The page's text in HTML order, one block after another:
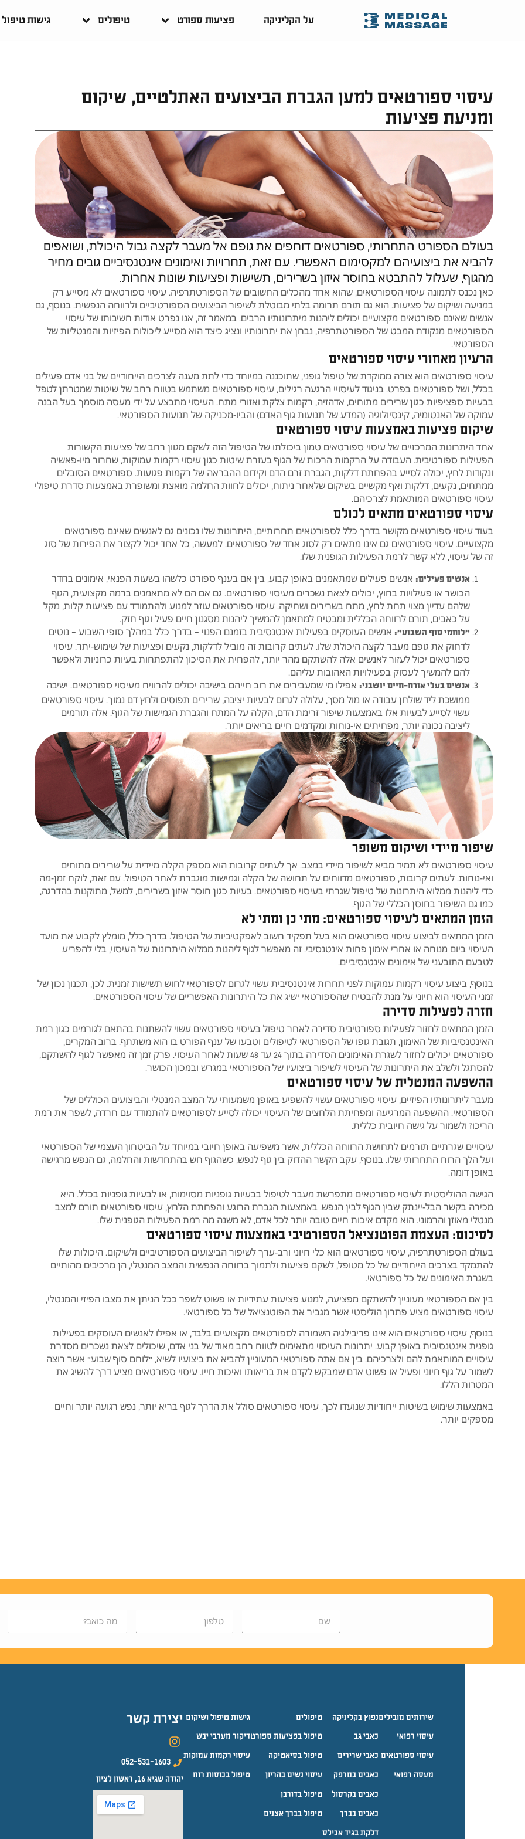
על הקליניקה פציעות ספורט טיפולים גישות טיפול
עיסוי ספורטאים למען הגברת הביצועים האתלטיים, שיקום
ומניעת פציעות
הרעיון מאחורי עיסוי ספורטאים
שיקום פציעות באמצעות עיסוי ספורטאים
עיסוי ספורטאים מתאים לכולם
שיפור מיידי ושיקום משופר
הזמן המתאים לעיסוי ספורטאים: מתי כן ומתי לא
חזרה לפעילות סדירה
ההשפעה המנטלית של עיסוי ספורטאים
לסיכום: העצמת הפוטנציאל הספורטיבי באמצעות עיסוי ספורטאים
בעולם הספורט התחרותי, ספורטאים דוחפים את גופם אל מעבר לקצה גבול היכולת, ושואפים
להביא את ביצועיהם למקסימום האפשרי. עם זאת, תחרויות ואימונים אינטנסיביים גובים מחיר
מהגוף, שעלול להתבטא בחוסר איזון בשרירים, תשישות ופציעות שונות אחרות.
כאן נכנס לתמונה עיסוי הספורטאים, שהוא אחד מהכלים החשובים של הספורטתרפיה. עיסוי ספורטאים לא מסייע רק
במניעה ושיקום של פציעות. הוא גם תורם תרומה בלתי מבוטלת לשיפור הביצועים הספורטיביים ולרווחה הנפשית. בנוסף, גם
אנשים שאינם ספורטאים מקצועיים יכולים ליהנות מיתרונותיו הרבים. במאמר זה, אנו נפרט אודות חשיבותו של עיסוי
הספורטאים מנקודת המבט של הספורטתרפיה, נבחן את יתרונותיו ונציג כיצד הוא מסייע ליכולות הפיזיות והמנטליות של
הספורטאי.
עיסוי ספורטאים הוא צורה ממוקדת של טיפול גופני, שתוכננה במיוחד כדי לתת מענה לצרכים הייחודיים של בני אדם פעילים
בכלל, ושל ספורטאים בפרט. בניגוד לעיסויי הרגעה רגילים, עיסוי ספורטאים משתמש בטווח רחב של שיטות שמטרתן לטפל
בבעיות ספציפיות כגון שרירים מתוחים, אדהזיה, רקמות צלקת ואזורי מתח. העיסוי מתבצע על ידי מעסה מוסמך בעל הבנה
עמוקה של האנטומיה, קינסיולוגיה (המדע של תנועות גוף האדם) והביו-מכניקה של תנועות הספורטאי.
אחד היתרונות המרכזיים של עיסוי ספורטאים טמון ביכולתו של הטיפול הזה לשקם מגוון רחב של פציעות הקשורות
הפעילות ספורטיבית. העבודה על הרקמות הרכות של הגוף בעזרת שיטות כגון עיסוי רקמות עמוקות, שחרור מיו-פאשיה
ונקודות לחץ, יכולה לסייע בהפחתת דלקות, הגברת זרם הדם וקידום ההבראה של רקמות פגועות. ספורטאים הסובלים
ממתחים, נקעים, דלקות ואף מקשיים בשיקום שלאחר ניתוח, יכולים לחוות החלמה מואצת ומשופרת באמצעות סדרת טיפולי
עיסוי ספורטאים המותאמת לצרכיהם.
בעוד עיסוי ספורטאים מקושר בדרך כלל לספורטאים תחרותיים, היתרונות שלו נכונים גם לאנשים שאינם ספורטאים
מקצועיים. עיסוי ספורטאים גם אינו מתאים רק לסוג אחד של ספורטאים. למעשה, כל אחד יכול לקצור את הפירות של סוג
זה של עיסוי, ללא קשר לרמת הפעילות הגופנית שלו.
אנשים פעילים: אנשים פעילים שמתאמנים באופן קבוע, בין אם בענף ספורט כלשהו בשעות הפנאי, אימונים בחדר
הכושר או פעילויות בחוץ, יכולים לצאת נשכרים מעיסוי ספורטאים. גם אם הם לא מתאמנים ברמה מקצועית, הגוף
שלהם עדיין מצוי תחת לחץ, מתח בשרירים ושחיקה. עיסוי ספורטאים עוזר למנוע ולהתמודד עם פציעות קלות, מקל
על כאבים, תורם לרווחה הכללית ומבטיח למתאמן להמשיך ליהנות מסגנון חיים פעיל וגוף חזק.
"לוחמי סוף השבוע": אנשים העוסקים בפעילות אינטנסיבית בזמנם הפנוי – בדרך כלל במהלך סופי השבוע – נוטים
לדחוק את גופם מעבר לקצה היכולת שלו. לעתים קרובות זה מוביל לדלקות, נקעים ופציעות של שימוש-יתר. עיסוי
ספורטאים יכול לעזור לאנשים אלה להשתקם מהר יותר, להפחית את הסיכון להתפתחות בעיות כרוניות ולאפשר
להם להמשיך לעסוק בפעילויות האהובות עליהם.
אנשים בעלי אורח-חיים יושבני: אפילו מי שמעבירים את רוב חייהם בישיבה יכולים להרוויח מעיסוי ספורטאים. ישיבה
ממושכת ליד שולחן עבודה או מול מסך, עלולה לגרום לבעיות יציבה, שרירים תפוסים ולחץ דם נמוך. עיסוי ספורטאים
עשוי לסייע לבעיות אלו באמצעות שיפור זרימת הדם, הקלה על המתח והגברת הגמישות של הגוף. אלה תורמים
ליציבה נכונה יותר, מפחיתים אי-נוחות ומקדמים חיים בריאים יותר.
עיסוי ספורטאים לא תמיד מביא לשיפור מיידי במצב. אך לעתים קרובות הוא מספק הקלה מיידית על שרירים מתוחים
ואי-נוחות. לעתים קרובות, ספורטאים מדווחים על תחושה של הקלה וגמישות מוגברת לאחר הטיפול. עם זאת, לוקח זמן-מה
כדי ליהנות ממלוא היתרונות של טיפול שגרתי בעיסוי ספורטאים. בעיות כגון חוסר איזון בשרירים, למשל, מתוקנות בהדרגה,
כמו גם השיפור בחוסן הכללי של הגוף.
הזמן המתאים לביצוע עיסוי ספורטאים הוא בעל תפקיד חשוב לאפקטיביות של הטיפול. בדרך כלל, מומלץ לקבוע את מועד
העיסוי ביום מנוחה או אחרי אימון פחות אינטנסיבי. זה מאפשר לגוף ליהנות ממלוא היתרונות של העיסוי, בלי להפריע
לטבעם התובעני של אימונים אינטנסיביים.
בנוסף, ביצוע עיסוי רקמות עמוקות לפני תחרות אינטנסיבית עשוי לגרום לספורטאי לחוש תשישות זמנית. לכן, תכנון נכון של
זמני העיסוי הוא חיוני על מנת להבטיח שהספורטאי ישיג את כל היתרונות האפשריים של עיסוי הספורטאים.
מעבר ליתרונותיו הפיזיים, עיסוי ספורטאים עשוי להשפיע באופן משמעותי על המצב המנטלי והביצועים הכוללים של
הספורטאי. ההשפעה המרגיעה ומפחיתת הלחצים של העיסוי יכולה לסייע לספורטאים להתמודד עם חרדה, לשפר את רמת
הריכוז ולשמור על גישה חיובית כללית.
עיסויים שגרתיים תורמים לתחושת הרווחה הכללית, אשר משפיעה באופן חיובי במיוחד על הביטחון העצמי של הספורטאי
ועל הלך הרוח התחרותי שלו. בנוסף, עקב הקשר ההדוק בין גוף לנפש, כשהגוף חש בהתחדשות והחלמה, גם הנפש מרגישה
באופן דומה.
הגישה ההוליסטית לעיסוי ספורטאים מתפרשת מעבר לטיפול בבעיות גופניות מסוימות, או לבעיות גופניות בכלל. היא
מכירה בקשר הבל-יינתק שבין הגוף לבין הנפש. באמצעות הגברת הרוגע והפחתת הלחץ, עיסוי ספורטאים תורם למצב
מנטלי מאוזן והרמוני. הוא מקדם איכות חיים טובה יותר לכל אדם, לא משנה מה רמת הפעילות הגופנית שלו.
בעולם הספורטתרפיה, עיסוי ספורטאים הוא כלי חיוני ורב-ערך לשיפור הביצועים הספורטיביים ולשיקום. היכולות שלו
להתמקד בצרכים הייחודיים של כל מטופל, לשקם פציעות ולתמוך ברווחה הנפשית והמצב המנטלי, הן מרכיבים מהותיים
בשגרת האימונים של כל ספורטאי.
בין אם הספורטאי מעוניין להשתקם מפציעה, למנוע פציעות עתידיות או פשוט לשפר ככל הניתן את מצבו הפיזי והמנטלי,
עיסוי ספורטאים מציע פתרון הוליסטי אשר מגביר את הפוטנציאל של כל ספורטאי.
בנוסף, עיסוי ספורטאים הוא אינו פריבילגיה השמורה לספורטאים מקצועיים בלבד, או אפילו לאנשים העוסקים בפעילות
גופנית אינטנסיבית באופן קבוע. יתרונות העיסוי מתאימים לטווח רחב מאוד של בני אדם, שיכולים לצאת נשכרים מסדרת
עיסויים המותאמת להם ולצרכיהם. בין אם אתה ספורטאי המעוניין להביא את ביצועיו לשיא, "לוחם סוף שבוע" אשר רוצה
לשמור על גוף חיוני ופעיל או פשוט אדם שמבקש לקדם את בריאותו ואיכות חייו. עיסוי ספורטאים מציע דרך להשיג את
המטרות הללו.
באמצעות שימוש בשיטות ייחודיות שנועדו לכך, עיסוי ספורטאים סולל את הדרך לגוף בריא יותר, נפש רגועה יותר וחיים
מספקים יותר.
הזמן המתאים לחזור לפעילות ספורטיבית סדירה לאחר טיפול בעיסוי ספורטאים עשוי להשתנות בהתאם לגורמים כגון רמת
האינטנסיביות של האימון, תגובת גופו של הספורטאי לטיפולים וטבעו של ענף הפורט בו הוא משתתף. ברוב המקרים,
ספורטאים יכולים לחזור לשגרת האימונים הסדירה בתוך 24 עד 48 שעות לאחר העיסוי. פרק זמן זה מאפשר לגוף להשתקם,
להסתגל ולשלב את היתרונות של העיסוי לשיפור ביצועיו של הספורטאי במגרש ובמכון הכושר.
משתמש זה השאיר רק
24 יולי 2026
הגעתי לחיים אחרי תקופה
עמוסה עם המון מתח בגב
הנקודות התפוסות. המקום נקי,
שקט ונעים, והאווירה מרגיעה
כבר מהרגע שנכנסים. ממליץ
בחום!
קרא עוד
19 יולי 2026
חיים פתר לי בעיית גב שסחבתי
במשך שנים.
הפסיכולוגי של הבעיה וגם נתן לי
עיסוי רפואי מדהים שלא חוויתי
כמותו.
הוא אדם הגון, נחמד ובעל ידע
יוצא דופן.
קרא עוד
16 יולי 2026
זה השאיר רק דירוג.
שירותים מובילים
עיסוי רפואי
עיסוי ספורטאים
מעסה רפואי
נפוץ בקליניקה
כאבי גב
כאבי שרירים
כאבים במרפק
כאבים בקרסול
כאבים בברך
דלקת בגיד אכילס
טיפולים
טיפול בפציעות ספורט
טיפול בסיאטיקה
עיסוי נשים בהריון
טיפול בדורבן
טיפול בברך אצנים
גישות טיפול ושיקום
דיקור מערבי יבש
עיסוי רקמות עמוקות
טיפול בכוסות רוח
יצירת קשר
052-531-1603
יהודה שגיא 16, ראשון לציון